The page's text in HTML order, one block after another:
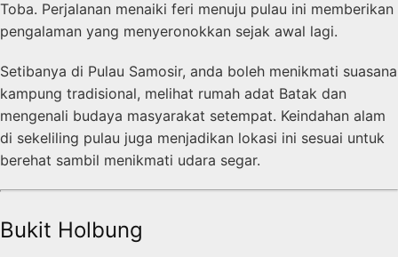
Toba. Perjalanan menaiki feri menuju pulau ini memberikan
pengalaman yang menyeronokkan sejak awal lagi.
Setibanya di Pulau Samosir, anda boleh menikmati suasana
kampung tradisional, melihat rumah adat Batak dan
mengenali budaya masyarakat setempat. Keindahan alam
di sekeliling pulau juga menjadikan lokasi ini sesuai untuk
berehat sambil menikmati udara segar.
Bukit Holbung